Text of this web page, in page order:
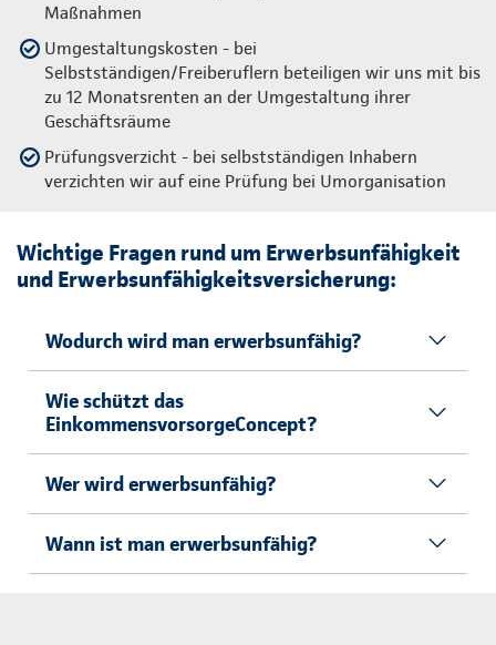
Maßnahmen
Umgestaltungskosten - bei
Selbstständigen/Freiberuflern beteiligen wir uns mit bis
zu 12 Monatsrenten an der Umgestaltung ihrer
Geschäftsräume
Prüfungsverzicht - bei selbstständigen Inhabern
verzichten wir auf eine Prüfung bei Umorganisation
Wichtige Fragen rund um Erwerbsunfähigkeit
und Erwerbsunfähigkeitsversicherung:
Wodurch wird man erwerbsunfähig?
Wie schützt das
EinkommensvorsorgeConcept?
Wer wird erwerbsunfähig?
Wann ist man erwerbsunfähig?